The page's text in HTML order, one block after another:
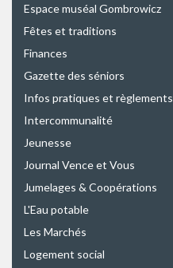
Espace muséal Gombrowicz
Fêtes et traditions
Finances
Gazette des séniors
Infos pratiques et règlements
Intercommunalité
Jeunesse
Journal Vence et Vous
Jumelages & Coopérations
L'Eau potable
Les Marchés
Logement social